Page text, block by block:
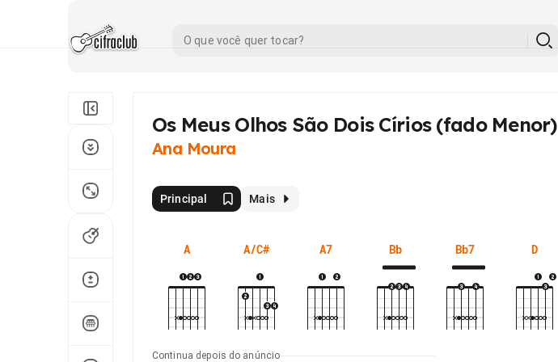
Os Meus Olhos São Dois Círios (fado Menor)
Ana Moura
Principal Mais
A A/C# A7 Bb Bb7 D
Continua depois do anúncio